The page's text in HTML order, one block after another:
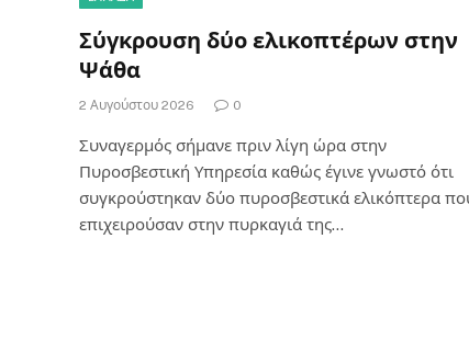
Σύγκρουση δύο ελικοπτέρων στην
Ψάθα
2 Αυγούστου 2026 0
Συναγερμός σήμανε πριν λίγη ώρα στην
Πυροσβεστική Υπηρεσία καθώς έγινε γνωστό ότι
συγκρούστηκαν δύο πυροσβεστικά ελικόπτερα
επιχειρούσαν στην πυρκαγιά της…